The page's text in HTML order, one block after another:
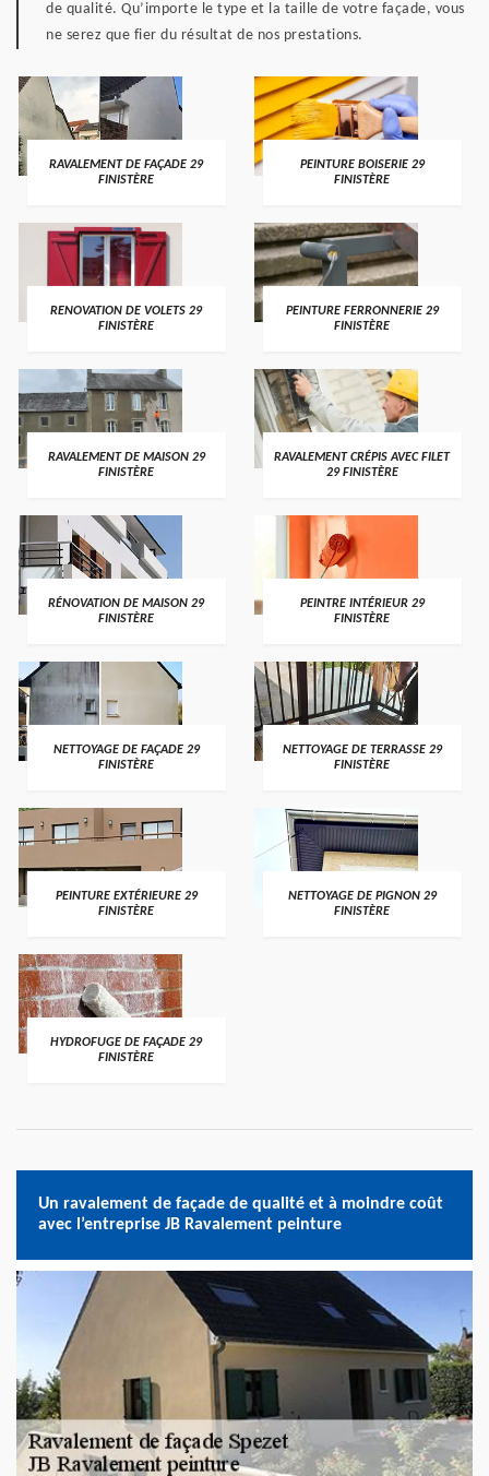
de qualité. Qu’importe le type et la taille de votre façade, vous
ne serez que fier du résultat de nos prestations.
RAVALEMENT DE FAÇADE 29
FINISTÈRE
PEINTURE BOISERIE 29
FINISTÈRE
RENOVATION DE VOLETS 29
FINISTÈRE
PEINTURE FERRONNERIE 29
FINISTÈRE
RAVALEMENT DE MAISON 29
FINISTÈRE
RAVALEMENT CRÉPIS AVEC FILET
29 FINISTÈRE
RÉNOVATION DE MAISON 29
FINISTÈRE
PEINTRE INTÉRIEUR 29
FINISTÈRE
NETTOYAGE DE FAÇADE 29
FINISTÈRE
NETTOYAGE DE TERRASSE 29
FINISTÈRE
PEINTURE EXTÉRIEURE 29
FINISTÈRE
NETTOYAGE DE PIGNON 29
FINISTÈRE
HYDROFUGE DE FAÇADE 29
FINISTÈRE
Un ravalement de façade de qualité et à moindre coût
avec l’entreprise JB Ravalement peinture